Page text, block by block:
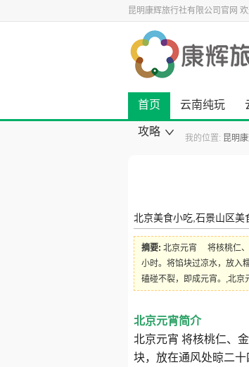
昆明康辉旅行社有限公司官网
首页 云南纯玩
攻略
我的位置: 昆明
北京美食小吃,石景山区美
摘要: 北京元宵 将核桃仁、
小时。将馅块过凉水，放入
磕碰不裂，即成元宵。,北京
北京元宵简介
北京元宵 将核桃仁、
块，放在通风处晾二